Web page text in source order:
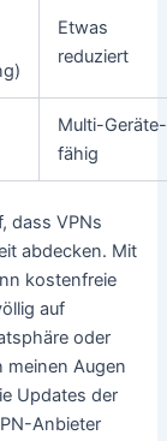
Etwas
reduziert
Multi-Geräte-
fähig
dass VPNs
abdecken. Mit
kostenfreie
auf
oder
meinen Augen
Updates der
Anbieter